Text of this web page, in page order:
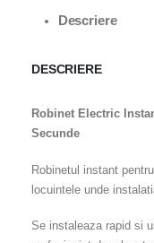
Descriere
DESCRIERE
Robinet Electric
Secunde
Robinetul instant
locuintele unde
Se instaleaza rapid si